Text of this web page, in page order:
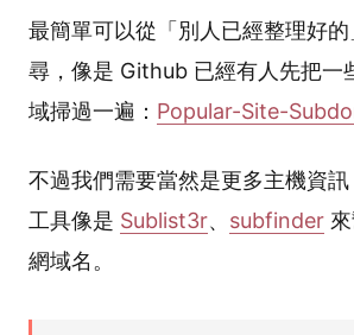
最簡單可以從「別人已經整理好
尋，像是 Github 已經有人先把一
域掃過一遍： Popular-Site-
不過我們需要當然是更多主機資
工具像是 Sublist3r、 subfinder
網域名。